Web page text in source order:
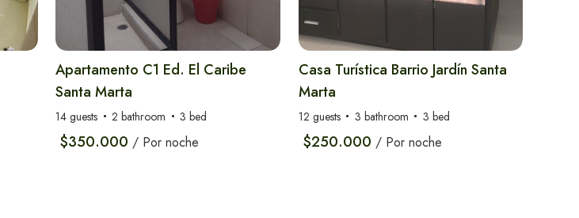
Apartamento C1 Ed. El Caribe
Santa Marta
14 guests 2 bathroom 3 bed
$350.000 / Por noche
Casa Turística Barrio Jardín Santa
Marta
12 guests 3 bathroom 3 bed
$250.000 / Por noche